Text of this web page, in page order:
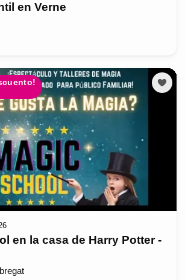
en Verne
en la casa de Harry Potter -